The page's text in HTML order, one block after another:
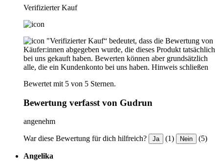
Verifizierter Kauf
"Verifizierter Kauf“ bedeutet, dass die Bewertung von
Käufer:innen abgegeben wurde, die dieses Produkt tatsächlich
bei uns gekauft haben. Bewerten können aber grundsätzlich
alle, die ein Kundenkonto bei uns haben. Hinweis schließen
Bewertet mit 5 von 5 Sternen.
Bewertung verfasst von Gudrun
angenehm
War diese Bewertung für dich hilfreich? Ja (1) Nein (5)
Angelika